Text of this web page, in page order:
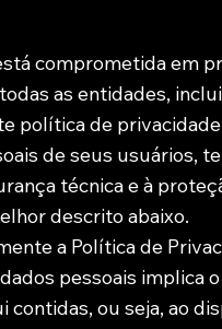
comprometida em
as entidades,
política de
de seus usuários,
técnica e à
descrito abaixo.
a Política de
pessoais implica
contidas, ou seja, ao